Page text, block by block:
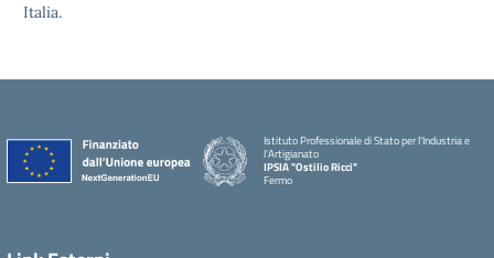
Italia.
Istituto Professionale di Stato per l'Industria e
l'Artigianato
IPSIA "Ostilio Ricci"
Fermo